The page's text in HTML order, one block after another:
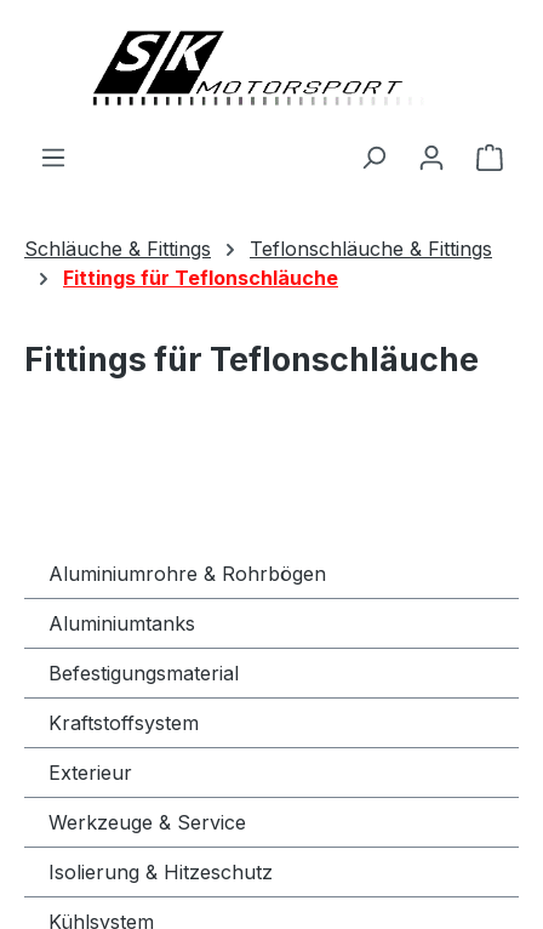
Schläuche & Fittings
Teflonschläuche & Fittings
Fittings für Teflonschläuche
Fittings für Teflonschläuche
Aluminiumrohre & Rohrbögen
Aluminiumtanks
Befestigungsmaterial
Kraftstoffsystem
Exterieur
Werkzeuge & Service
Isolierung & Hitzeschutz
Kühlsystem